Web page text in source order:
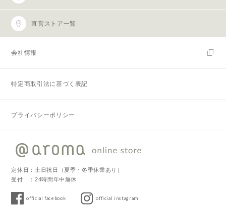
直営ストア一覧
会社情報
特定商取引法に基づく表記
プライバシーポリシー
定休日：土日祝日（夏季・冬季休業あり）
受付 ：24時間年中無休
official facebook official instagram